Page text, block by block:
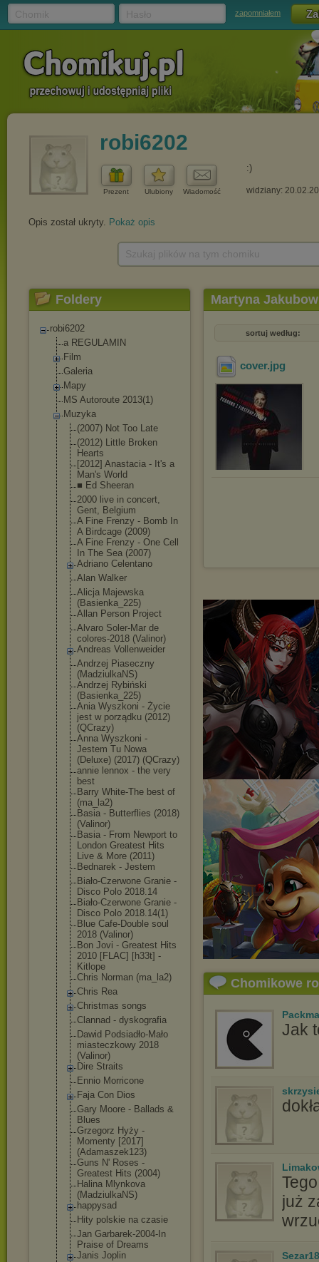
zapomniałem
robi6202
Prezent Ulubiony Wiadomość
:)
widziany:
Opis został ukryty. Pokaż opis
Foldery
robi6202
a REGULAMIN
Film
Galeria
Mapy
MS Autoroute 2013(1)
Muzyka
(2007) Not Too Late
(2012) Little Broken
Hearts
[2012] Anastacia - It's a
Man's World
■ Ed Sheeran
2000 live in concert,
Gent, Belgium
A Fine Frenzy - Bomb In
A Birdcage (2009)
A Fine Frenzy - One Cell
In The Sea (2007)
Adriano Celentano
Alan Walker
Alicja Majewska
(Basienka_225)
Allan Person Project
Alvaro Soler-Mar de
colores-2018 (Valinor)
Andreas Vollenweider
Andrzej Piaseczny
(MadziulkaNS)
Andrzej Rybiński
(Basienka_225)
Ania Wyszkoni - Życie
jest w porządku (2012)
(QCrazy)
Anna Wyszkoni -
Jestem Tu Nowa
(Deluxe) (2017) (QCrazy)
annie lennox - the very
best
Barry White-The best of
(ma_la2)
Basia - Butterflies (2018)
(Valinor)
Basia - From Newport to
London Greatest Hits
Live & More (2011)
Bednarek - Jestem
Biało-Czerwone Granie -
Disco Polo 2018.14
Biało-Czerwone Granie -
Disco Polo 2018.14(1)
Blue Cafe-Double soul
2018 (Valinor)
Bon Jovi - Greatest Hits
2010 [FLAC] [h33t] -
Kitlope
Chris Norman (ma_la2)
Chris Rea
Christmas songs
Clannad - dyskografia
Dawid Podsiadło-Mało
miasteczkowy 2018
(Valinor)
Dire Straits
Ennio Morricone
Faja Con Dios
Gary Moore - Ballads &
Blues
Grzegorz Hyży -
Momenty [2017]
(Adamaszek123)
Guns N' Roses -
Greatest Hits (2004)
Halina Mlynkova
(MadziulkaNS)
happysad
Hity polskie na czasie
Jan Garbarek-2004- In
Praise of Dreams
Janis Joplin
Martyna
sortuj według:
cover.jpg
Chomikowe
Jak
już
Sezar18